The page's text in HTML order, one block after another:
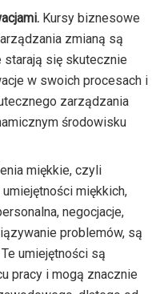
Kursy biznesowe
zmianą są
starają się skutecznie
w swoich procesach i
zarządzania
środowisku
miękkie, czyli
miękkich,
negocjacje,
problemów, są
umiejętności są
pracy i mogą znacznie